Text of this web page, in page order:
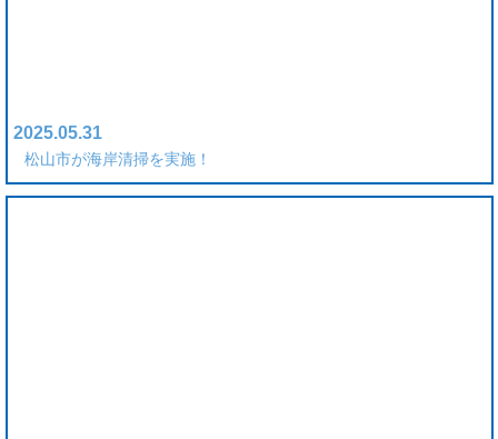
2025.05.31
松山市が海岸清掃を実施！